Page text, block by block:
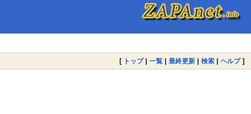
[ トップ| 一覧 | 最終更新 | 検索 | ヘルプ]